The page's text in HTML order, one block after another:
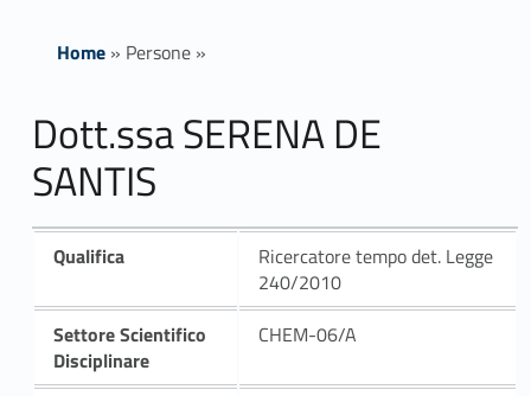
Home» Persone»
Dott.ssa SERENA DE
SANTIS
Qualifica
Ricercatore tempo det. Legge
240/2010
Settore Scientifico
Disciplinare
CHEM-06/A